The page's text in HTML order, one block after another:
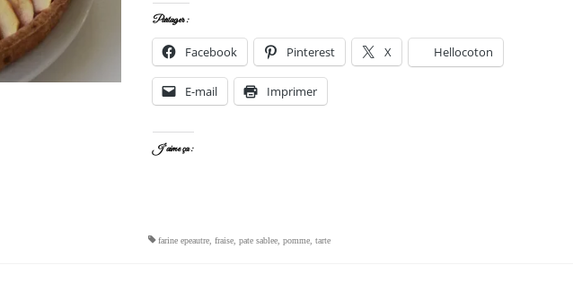
Partager :
Facebook Pinterest X Hellocoton
E-mail Imprimer
J’aime ça :
farine epeautre, fraise, pate sablee, pomme, tarte